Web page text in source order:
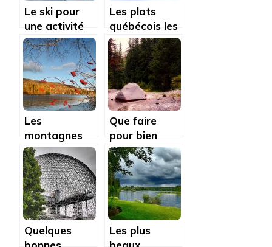
Le ski pour
une activité
propice à
Québec
Les plats
québécois les
plus connus à
déguster
absolument!
Les
montagnes
du Québec, un
spectacle
magnifique
Que faire
pour bien
camper en
forêt?
Quelques
Les plus